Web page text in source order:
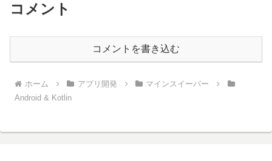
コメント
コメントを書き込む
ホーム アプリ開発
マインスイーパー
Android & Kotlin